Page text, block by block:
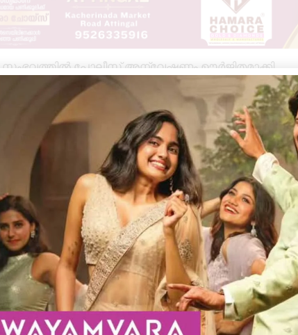
സംഭവത്തിൽ പോലീസ് അന്വേഷണം ഊർജിതമാക്കി.
പോസ്റ്റ്മോർട്ടം നടത്തി. പരമേശ്വരം
കിണറ്റിലാണ് പട്ടിയുടെ വെട്ടിമാറ്റിയ തല അഴുകിയ
കുറച്ചകലെയുള്ള അങ്കണവാടിയുടെ വശത്ത്
പോലീസാണ് കേസ് അന്വേഷിക്കുന്നത്.
ഹെൽത്ത് ഇൻസ്പെക്ടർ സന്തോഷ് എന്നിവരുടെ
പരിശോധിച്ചു. കിണർ പൂർണമായും വറ്റിച്ച്